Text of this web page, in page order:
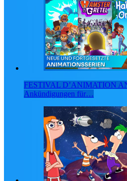
FESTIVAL D’ANIMATION
Ankündigungen für…